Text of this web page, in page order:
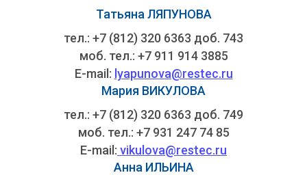
Татьяна ЛЯПУНОВА
тел.: +7 (812) 320 6363 доб. 743
моб. тел.: +7 911 914 3885
E-mail: lyapunova@restec.ru
Мария ВИКУЛОВА
тел.: +7 (812) 320 6363 доб. 749
моб. тел.: +7 931 247 74 85
E-mail: vikulova@restec.ru
Анна ИЛЬИНА